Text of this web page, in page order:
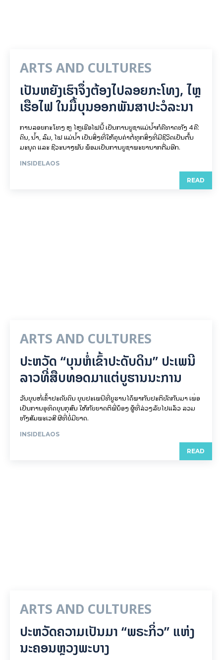
ARTS AND CULTURES
ເປັນ​ຫຍັງ​ເຮົາ​ຈຶ່ງ​ຕ້ອງ​ໄປລອຍ​ກະ​ໂທງ, ໄຫຼ​
ເຮືອ​ໄຟ ໃນ​ມື້​​ບຸນ​ອອກ​ພັນ​ສາ​ປະ​ວໍ​ລະ​ນາ
ການລອຍ​ກະ​ໂທງ ຫຼື ໄຫຼເຮືອໄຟນີ້ ເປັນການບູຊາແມ່ນໍ້າກໍຄືທາດທັງ 4 ຄື:
ດິນ, ນໍ້າ, ລົມ, ໄຟ ແມ່ນໍ້າ ເປັນສິ່ງທີ່ໃຫ້ຄຸນຄ່າຕໍ່ທຸກສິ່ງທີ່ມີຊີວິດເປັນຕົ້ນ
ມະນຸດ ແລະ ຊີວະນາໆພັນ ພ້ອມເປັນການບູຊາພະຍານາກຕື່ມອີກ.
INSIDELAOS
READ
ARTS AND CULTURES
ປະຫວັດ “ບຸນຫໍ່ເຂົ້າປະດັບດິນ” ປະເພນີ
ລາວທີ່ສືບທອດມາແຕ່ບູຮານນະການ
ວັນບຸນຫໍ່ເຂົ້າປະດັບດິນ ບຸນປະເພນີທີ່ບູຮານໄດ້ພາກັນປະຕິບັດກັນມາ ເພື່ອ
ເປັນການອຸທິດບຸນກຸສົນ ໃຫ້ກັບຍາດຕິພີ່ນ້ອງ ຜູ້ທີ່ລ່ວງລັບໄປແລ້ວ ລວມ
ທັງສັມພະເວສີ ຜີທີ່ບໍ່ມີຍາດ.
INSIDELAOS
READ
ARTS AND CULTURES
ປະຫວັດຄວາມເປັນມາ “ພຣະກິ່ວ” ແຫ່ງ
ນະຄອນຫຼວງພະບາງ